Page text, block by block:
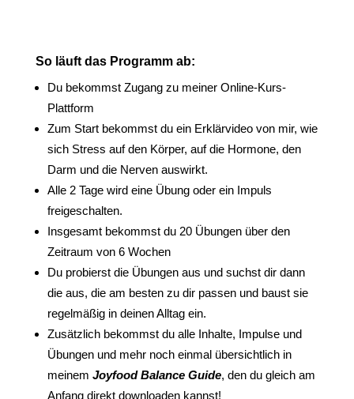
So läuft das Programm ab:
Du bekommst Zugang zu meiner Online-Kurs-
Plattform
Zum Start bekommst du ein Erklärvideo von mir, wie
sich Stress auf den Körper, auf die Hormone, den
Darm und die Nerven auswirkt.
Alle 2 Tage wird eine Übung oder ein Impuls
freigeschalten.
Insgesamt bekommst du 20 Übungen über den
Zeitraum von 6 Wochen
Du probierst die Übungen aus und suchst dir dann
die aus, die am besten zu dir passen und baust sie
regelmäßig in deinen Alltag ein.
Zusätzlich bekommst du alle Inhalte, Impulse und
Übungen und mehr noch einmal übersichtlich in
meinem Joyfood Balance Guide, den du gleich am
Anfang direkt downloaden kannst!